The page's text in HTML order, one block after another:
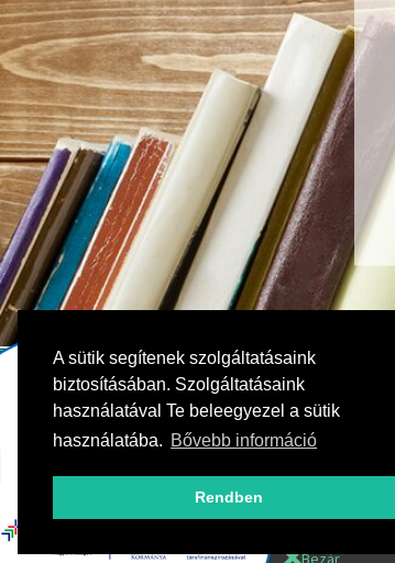
A sütik segítenek szolgáltatásaink
biztosításában. Szolgáltatásaink
használatával Te beleegyezel a sütik
használatába. Bővebb információ
Rendben
Bezár
Kövess bennünket!